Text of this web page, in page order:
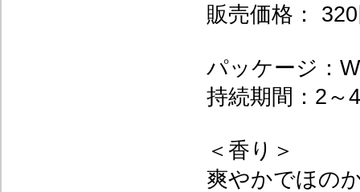
販売価格：
パッケージ：
持続期間：2～
＜香り＞
爽やかでほの